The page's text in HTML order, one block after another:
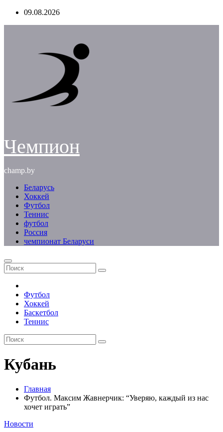
Перейти09.08.2026
Чемпион
champ.by
Беларусь
Хоккей
Футбол
Теннис
футбол
Россия
чемпионат Беларуси
Футбол
Хоккей
Баскетбол
Теннис
Кубань
Главная
Футбол. Максим Жавнерчик: “Уверяю, каждый из нас
хочет играть”
Новости